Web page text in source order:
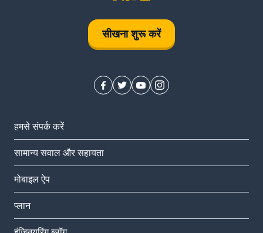
सीखना शुरू करें
हमसे संपर्क करें
सामान्य सवाल और सहायता
मोबाइल ऐप
प्‍लान